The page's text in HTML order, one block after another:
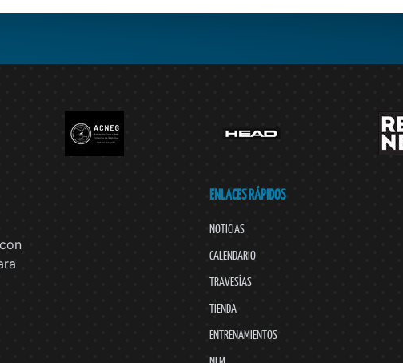
ENLACES RÁPIDOS
NOTICIAS
CALENDARIO
TRAVESÍAS
TIENDA
ENTRENAMIENTOS